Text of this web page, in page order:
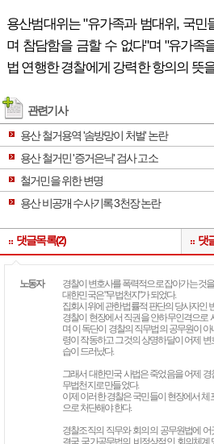
용산범대위는 "유가족과 범대위, 국민
며 참담함을 금할 수 없다"며 "유가족
법 연행한 경찰에게 강력한 항의의 뜻
관련기사
용산 철거용역 '솜방망이 처벌' 논란
용산 철거민 '증거은닉' 검사 고소
철거민을 위한 변명
용산 비공개 수사기록 3천장 논란
댓글목록(2) 댓
노동자
경찰이 변호사를 폭력적으로 잡아가는 것
대한민국은 "무법천지"가 되었다.
집회시위에 관한 법률적 판단의 당사자인
경찰이 현장에서 직권을 안하무인격으로
며 이 독단이 경찰의 직무법의 공무원이
령이 작동하고 그것의 상명하달이 어제
습이 드러났다.
그래서 대한민국 사법은 죽었음을 어제
무법천지로 만들었다.
이제 이러한 경찰은 국민들이 현장에서 체
으로 처단해야 한다.
경찰조직의 직무와 회의의 공무원법에
결국 국가공무법의 비정상적인 회의체계